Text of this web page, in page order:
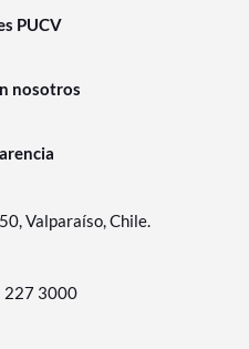
PUCV
nosotros
Valparaíso, Chile.
227 3000